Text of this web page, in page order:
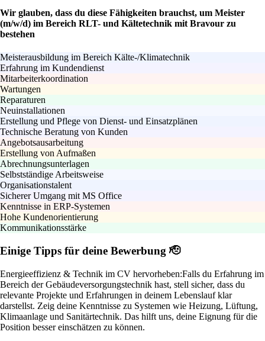
Wir glauben, dass du diese Fähigkeiten brauchst, um Meister
(m/w/d) im Bereich RLT- und Kältetechnik mit Bravour zu
bestehen
Meisterausbildung im Bereich Kälte-/Klimatechnik
Erfahrung im Kundendienst
Mitarbeiterkoordination
Wartungen
Reparaturen
Neuinstallationen
Erstellung und Pflege von Dienst- und Einsatzplänen
Technische Beratung von Kunden
Angebotsausarbeitung
Erstellung von Aufmaßen
Abrechnungsunterlagen
Selbstständige Arbeitsweise
Organisationstalent
Sicherer Umgang mit MS Office
Kenntnisse in ERP-Systemen
Hohe Kundenorientierung
Kommunikationsstärke
Einige Tipps für deine Bewerbung 🫡
Energieeffizienz & Technik im CV hervorheben:Falls du Erfahrung im
Bereich der Gebäudeversorgungstechnik hast, stell sicher, dass du
relevante Projekte und Erfahrungen in deinem Lebenslauf klar
darstellst. Zeig deine Kenntnisse zu Systemen wie Heizung, Lüftung,
Klimaanlage und Sanitärtechnik. Das hilft uns, deine Eignung für die
Position besser einschätzen zu können.